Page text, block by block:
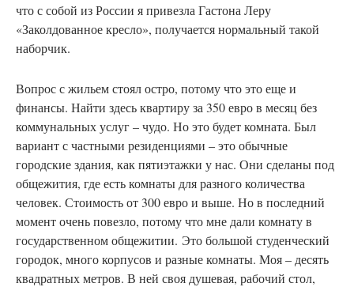
что с собой из России я привезла Гастона Леру
«Заколдованное кресло», получается нормальный такой
наборчик.
Вопрос с жильем стоял остро, потому что это еще и
финансы. Найти здесь квартиру за 350 евро в месяц без
коммунальных услуг – чудо. Но это будет комната. Был
вариант с частными резиденциями – это обычные
городские здания, как пятиэтажки у нас. Они сделаны под
общежития, где есть комнаты для разного количества
человек. Стоимость от 300 евро и выше. Но в последний
момент очень повезло, потому что мне дали комнату в
государственном общежитии. Это большой студенческий
городок, много корпусов и разные комнаты. Моя – десять
квадратных метров. В ней своя душевая, рабочий стол,